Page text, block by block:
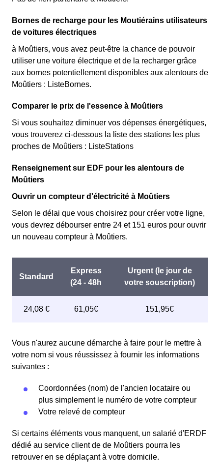
Bornes de recharge pour les Moutiérains utilisateurs
de voitures électriques
à Moûtiers, vous avez peut-être la chance de pouvoir
utiliser une voiture électrique et de la recharger grâce
aux bornes potentiellement disponibles aux alentours de
Moûtiers : ListeBornes.
Comparer le prix de l'essence à Moûtiers
Si vous souhaitez diminuer vos dépenses énergétiques,
vous trouverez ci-dessous la liste des stations les plus
proches de Moûtiers : ListeStations
Renseignement sur EDF pour les alentours de
Moûtiers
Ouvrir un compteur d'électricité à Moûtiers
Selon le délai que vous choisirez pour créer votre ligne,
vous devrez débourser entre 24 et 151 euros pour ouvrir
un nouveau compteur à Moûtiers.
Vous n'aurez aucune démarche à faire pour le mettre à
votre nom si vous réussissez à fournir les informations
suivantes :
Coordonnées (nom) de l'ancien locataire ou
plus simplement le numéro de votre compteur
Votre relevé de compteur
Si certains éléments vous manquent, un salarié d'ERDF
dédié au service client de de Moûtiers pourra les
retrouver en se déplaçant à votre domicile.